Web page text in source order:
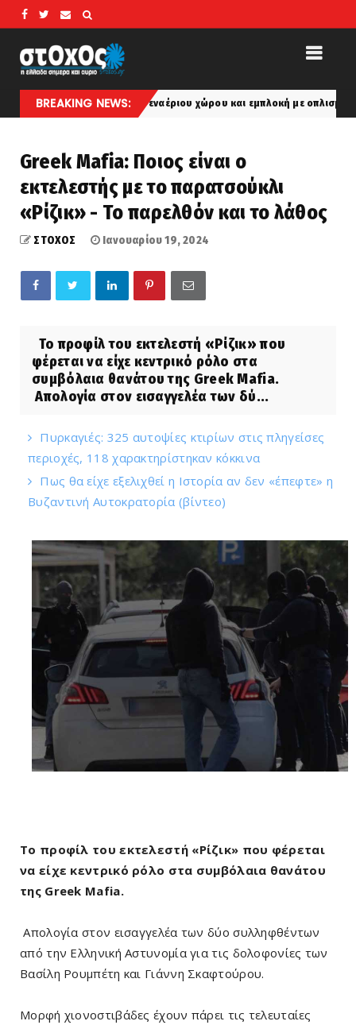
BREAKING NEWS:
του εναέριου χώρου και εμπλοκή με οπλισμένα τουρκικά F-16
Greek Mafia: Ποιος είναι ο
εκτελεστής με το παρατσούκλι
«Ρίζικ» - Το παρελθόν και το λάθος
ΣΤΟΧΟΣ Ιανουαρίου 19, 2024
Το προφίλ του εκτελεστή «Ρίζικ» που
φέρεται να είχε κεντρικό ρόλο στα
συμβόλαια θανάτου της Greek Mafia.
Απολογία στον εισαγγελέα των δύ...
Πυρκαγιές: 325 αυτοψίες κτιρίων στις πληγείσες
περιοχές, 118 χαρακτηρίστηκαν κόκκινα
Πως θα είχε εξελιχθεί η Ιστορία αν δεν «έπεφτε» η
Βυζαντινή Αυτοκρατορία (βίντεο)
Το προφίλ του εκτελεστή «Ρίζικ» που φέρεται
να είχε κεντρικό ρόλο στα συμβόλαια θανάτου
της Greek Mafia.
Απολογία στον εισαγγελέα των δύο συλληφθέντων
από την Ελληνική Αστυνομία για τις δολοφονίες των
Βασίλη Ρουμπέτη και Γιάννη Σκαφτούρου.
Μορφή χιονοστιβάδες έχουν πάρει τις τελευταίες